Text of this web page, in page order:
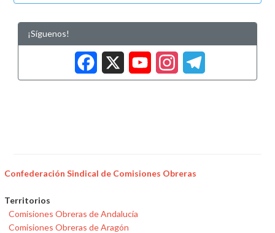
¡Síguenos!
Facebook
X
Confederación Sindical de Comisiones Obreras
Territorios
Comisiones Obreras de Andalucía
Comisiones Obreras de Aragón